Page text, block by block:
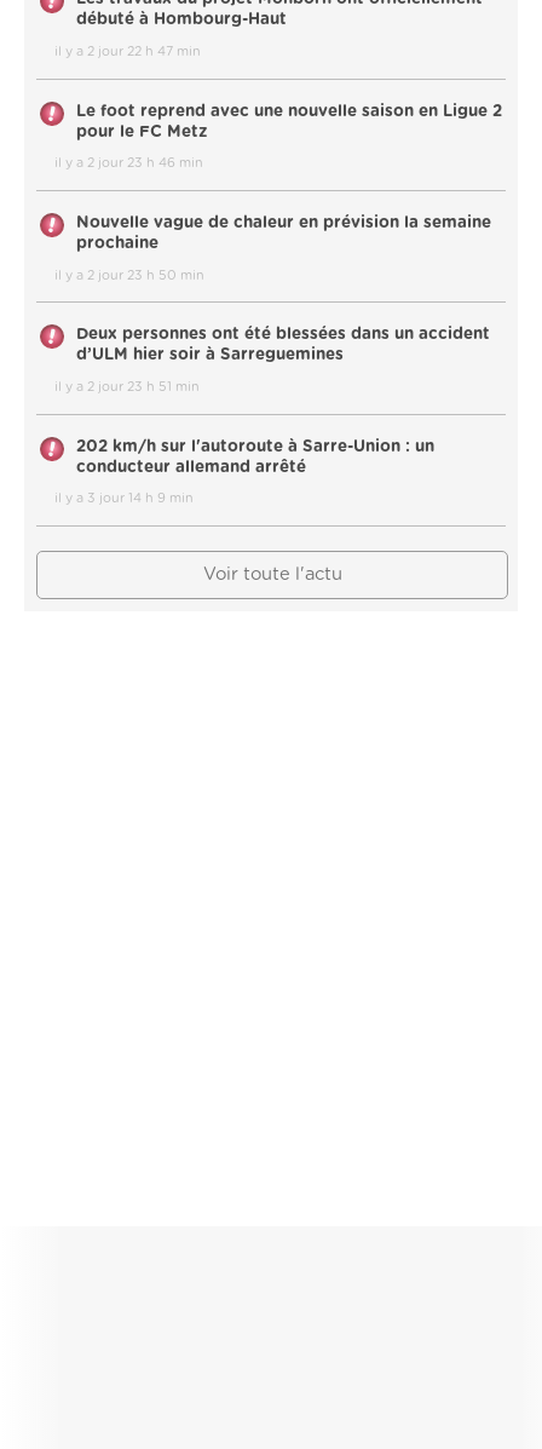
débuté à Hombourg-Haut
il y a 2 jour 22 h 47 min
Le foot reprend avec une nouvelle saison en Ligue 2
pour le FC Metz
il y a 2 jour 23 h 46 min
Nouvelle vague de chaleur en prévision la semaine
prochaine
il y a 2 jour 23 h 50 min
Deux personnes ont été blessées dans un accident
d’ULM hier soir à Sarreguemines
il y a 2 jour 23 h 51 min
202 km/h sur l'autoroute à Sarre-Union : un
conducteur allemand arrêté
il y a 3 jour 14 h 9 min
Voir toute l'actu